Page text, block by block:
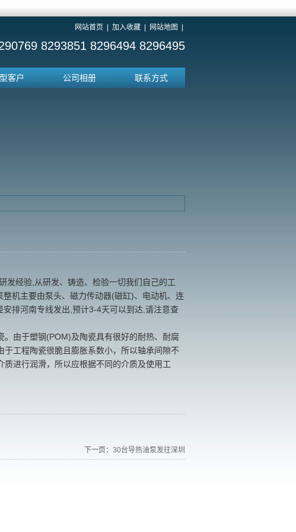
网站首页 加入收藏 网站地图
8293851 8296494 8296495
联系方式
公司相册
客户
发经验,从研发、铸造、检验一切我们自己的工
整机主要由泵头、磁力传动器(磁缸)、电动机、连
排河南专线发出,预计3-4天可以到达,请注意查
由于塑钢(POM)及陶瓷具有很好的耐热、耐腐
于工程陶瓷很脆且膨胀系数小，所以轴承间隙不
质进行润滑，所以应根据不同的介质及使用工
下一页： 30台导热油泵发往深圳